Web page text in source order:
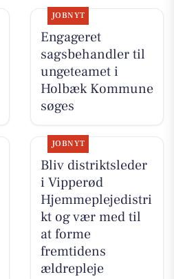
JOBNYT
Engageret
sagsbehandler til
ungeteamet i
Holbæk Kommune
søges
JOBNYT
Bliv distriktsleder
i Vipperød
Hjemmeplejedistri
kt og vær med til
at forme
fremtidens
ældrepleje